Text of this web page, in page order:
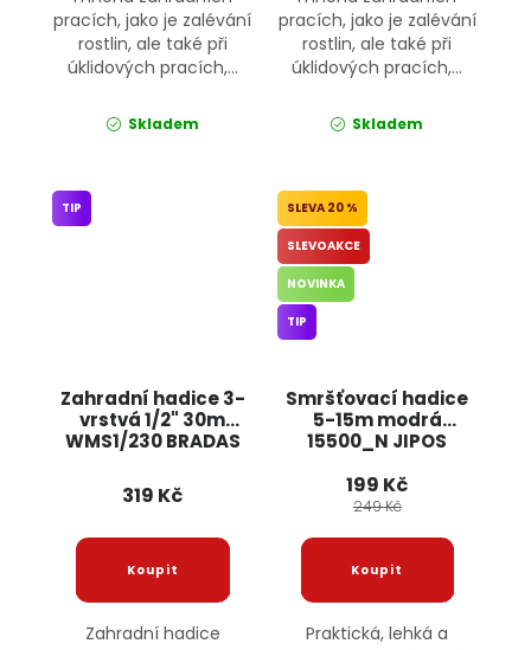
pracích, jako je zalévání
rostlin, ale také při
úklidových pracích,...
Skladem
pracích, jako je zalévání
rostlin, ale také při
úklidových pracích,...
Skladem
Zahradní hadice 3-
vrstvá 1/2" 30m
WMS1/230 BRADAS
TIP
319 Kč
Zahradní hadice
Smršťovací hadice
5-15m modrá
15500_N JIPOS
20 %
SLEVOAKCE
NOVINKA
TIP
199 Kč
249 Kč
Praktická, lehká a